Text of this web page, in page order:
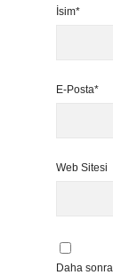
İsim*
E-Posta*
Web Sitesi
Daha